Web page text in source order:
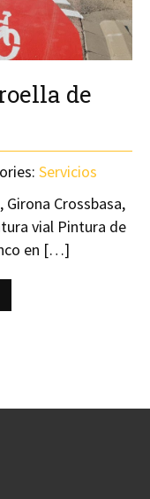
de
Servicios
Crossbasa,
vial Pintura de
en […]